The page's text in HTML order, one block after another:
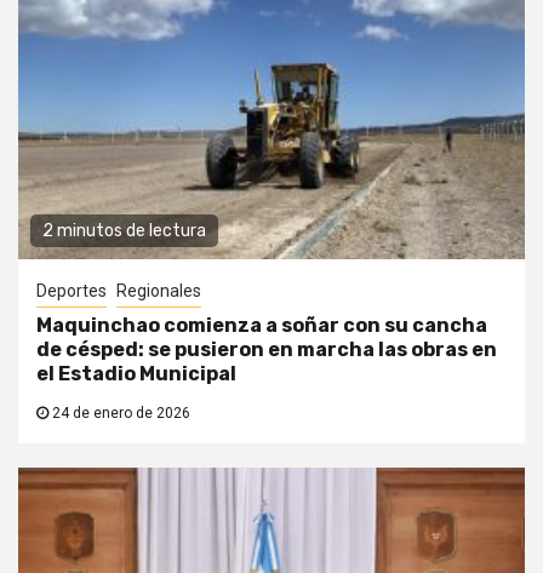
2 minutos de lectura
Deportes Regionales
Maquinchao comienza a soñar con su cancha
de césped: se pusieron en marcha las obras en
el Estadio Municipal
24 de enero de 2026